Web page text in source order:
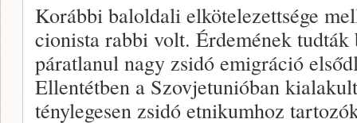
Korábbi baloldali elkötelezettsége
cionista rabbi volt. Érdemének tudták
páratlanul nagy zsidó emigráció
Ellentétben a Szovjetunióban
ténylegesen zsidó etnikumhoz